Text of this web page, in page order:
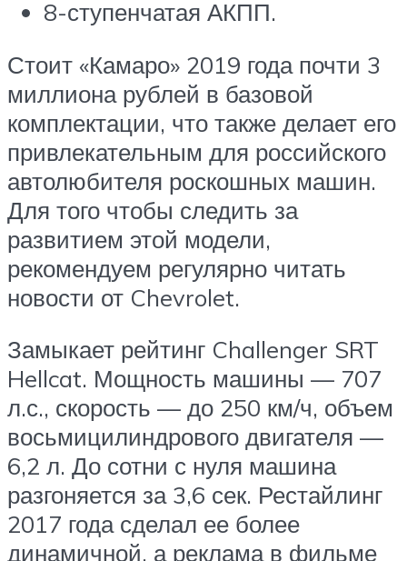
8-ступенчатая АКПП.
Стоит «Камаро» 2019 года почти 3
миллиона рублей в базовой
комплектации, что также делает его
привлекательным для российского
автолюбителя роскошных машин.
Для того чтобы следить за
развитием этой модели,
рекомендуем регулярно читать
новости от Chevrolet.
Замыкает рейтинг Challenger SRT
Hellcat. Мощность машины — 707
л.с., скорость — до 250 км/ч, объем
восьмицилиндрового двигателя —
6,2 л. До сотни с нуля машина
разгоняется за 3,6 сек. Рестайлинг
2017 года сделал ее более
динамичной, а реклама в фильме